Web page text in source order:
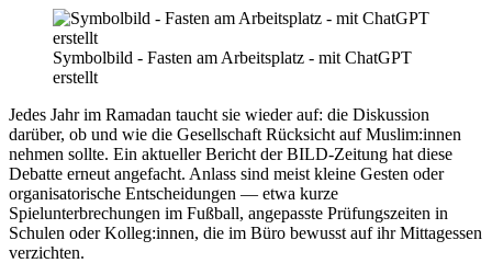
Symbolbild - Fasten am Arbeitsplatz - mit ChatGPT
erstellt
Jedes Jahr im Ramadan taucht sie wieder auf: die Diskussion
darüber, ob und wie die Gesellschaft Rücksicht auf Muslim:innen
nehmen sollte. Ein aktueller Bericht der BILD-Zeitung hat diese
Debatte erneut angefacht. Anlass sind meist kleine Gesten oder
organisatorische Entscheidungen — etwa kurze
Spielunterbrechungen im Fußball, angepasste Prüfungszeiten in
Schulen oder Kolleg:innen, die im Büro bewusst auf ihr Mittagessen
verzichten.